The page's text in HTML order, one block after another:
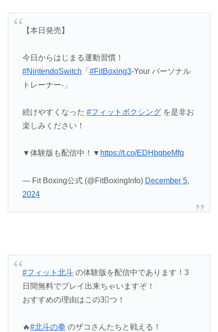
【本日発売】
今日からはじまる運動習慣！
#NintendoSwitch 「 #FitBoxing3-Your パーソナル
トレーナー‐」
続けやすくなった #フィットボクシングを是非お
楽しみください！
▼体験版も配信中！▼ https://t.co/EDHbqbeMfq
— Fit Boxing公式 (@FitBoxingInfo) December 5,
2024
#フィット北斗の体験版を配信中であります！3
日間無料でプレイ出来ちゃいますぞ！
おすすめの理由はこの3⃣つ！
🔥#北斗の拳 のザコさんたちと戦える！